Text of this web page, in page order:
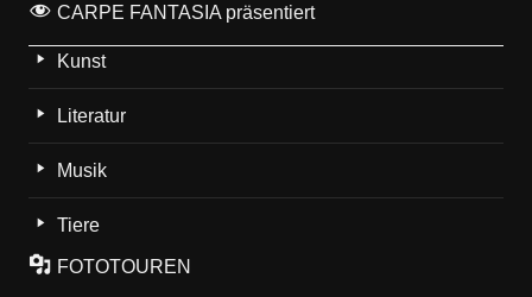
CARPE FANTASIA präsentiert
Kunst
Literatur
Musik
Tiere
FOTOTOUREN